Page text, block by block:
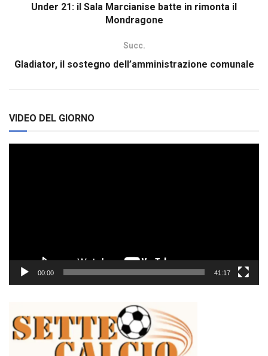
Under 21: il Sala Marcianise batte in rimonta il
Mondragone
Succ.
Gladiator, il sostegno dell’amministrazione comunale
VIDEO DEL GIORNO
00:00 41:17